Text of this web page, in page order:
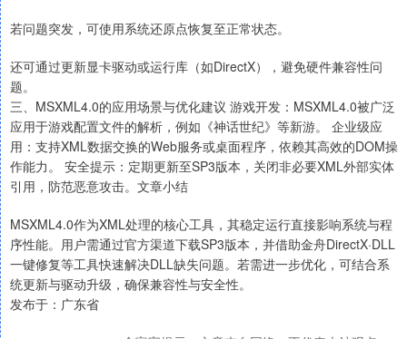
若问题突发，可使用系统还原点恢复至正常状态。
还可通过更新显卡驱动或运行库（如DirectX），避免硬件兼容性问
题。
三、MSXML4.0的应用场景与优化建议 游戏开发：MSXML4.0被广泛
应用于游戏配置文件的解析，例如《神话世纪》等新游。 企业级应
用：支持XML数据交换的Web服务或桌面程序，依赖其高效的DOM操
作能力。 安全提示：定期更新至SP3版本，关闭非必要XML外部实体
引用，防范恶意攻击。文章小结
MSXML4.0作为XML处理的核心工具，其稳定运行直接影响系统与程
序性能。用户需通过官方渠道下载SP3版本，并借助金舟DirectX·DLL
一键修复等工具快速解决DLL缺失问题。若需进一步优化，可结合系
统更新与驱动升级，确保兼容性与安全性。
发布于：广东省